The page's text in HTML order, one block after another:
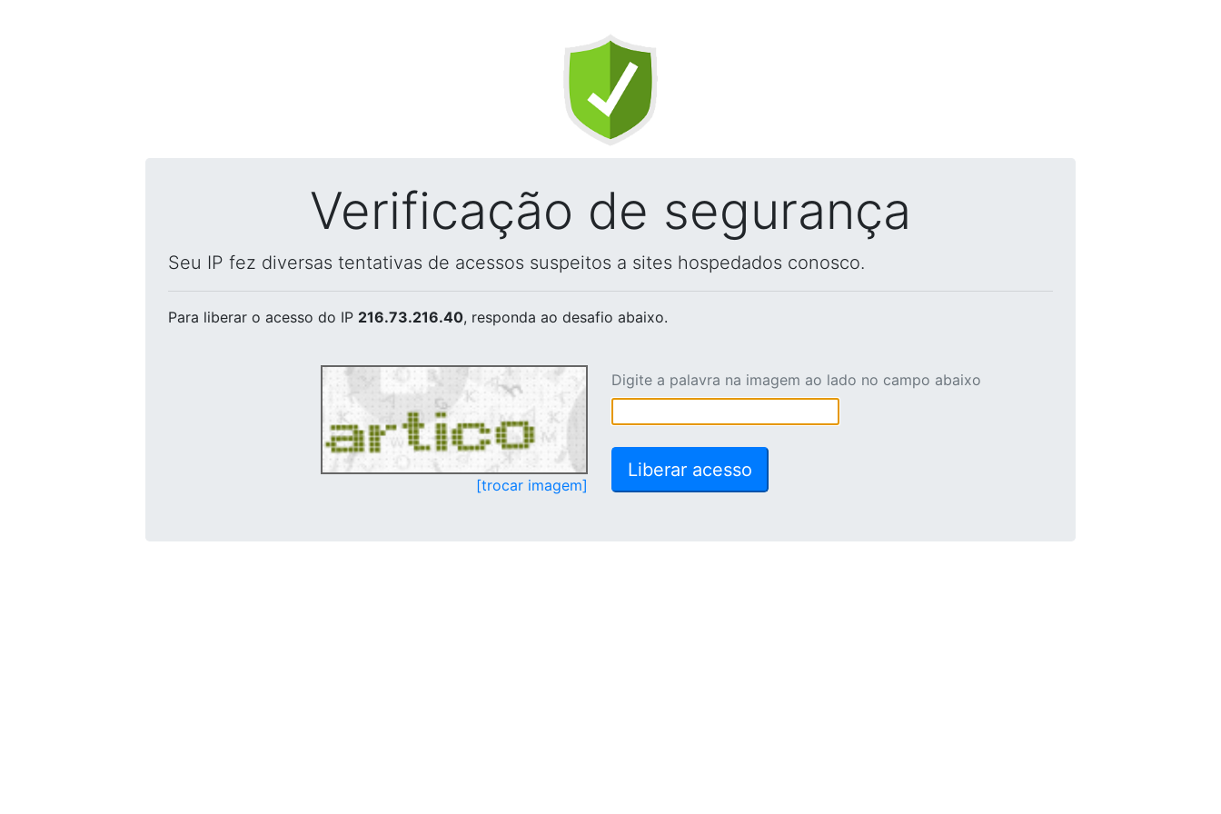
Verificação de segurança
Seu IP fez diversas tentativas de acessos suspeitos a sites hospedados conosco.
Para liberar o acesso do IP 216.73.216.40, responda ao desafio abaixo.
[trocar imagem]
Digite a palavra na imagem ao lado no campo abaixo